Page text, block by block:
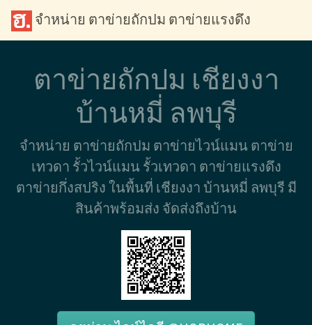
จำหน่าย ตาข่ายถักปม ตาข่ายแรงดึง
ตาข่ายถักปม เชียงงา
บ้านหมี่ ลพบุรี
จำหน่าย ตาข่ายถักปม ตาข่ายไวน์แมน ตาข่าย
เทวดา รั้วไวน์แมน รั้วเทวดา ตาข่ายแรงดึง
ตาข่ายกึ่งสปริง ในพื้นที่ เชียงงา บ้านหมี่ ลพบุรี มี
สินค้าพร้อมส่ง จัดส่งถึงบ้าน